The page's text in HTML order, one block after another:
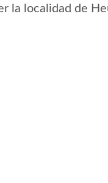
la localidad de